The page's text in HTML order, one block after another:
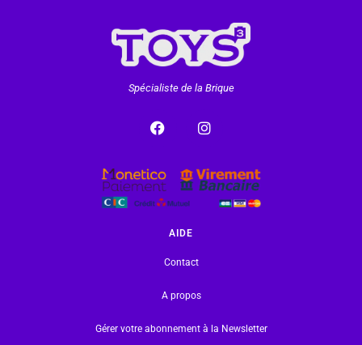
Spécialiste de la Brique
AIDE
Contact
A propos
Gérer votre abonnement à la Newsletter